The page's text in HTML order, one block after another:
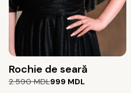
Rochie de seară
2.590MDL
Prețul
999 MDL
Prețul